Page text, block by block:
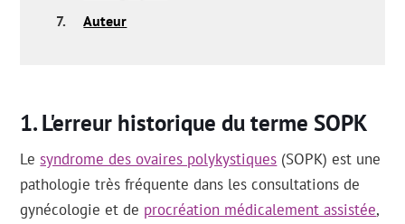
7.
Auteur
L'erreur historique du terme SOPK
Lesyndrome des ovaires polykystiques (SOPK) est une
pathologie très fréquente dans les consultations de
gynécologie et de procréation médicalement assistée,